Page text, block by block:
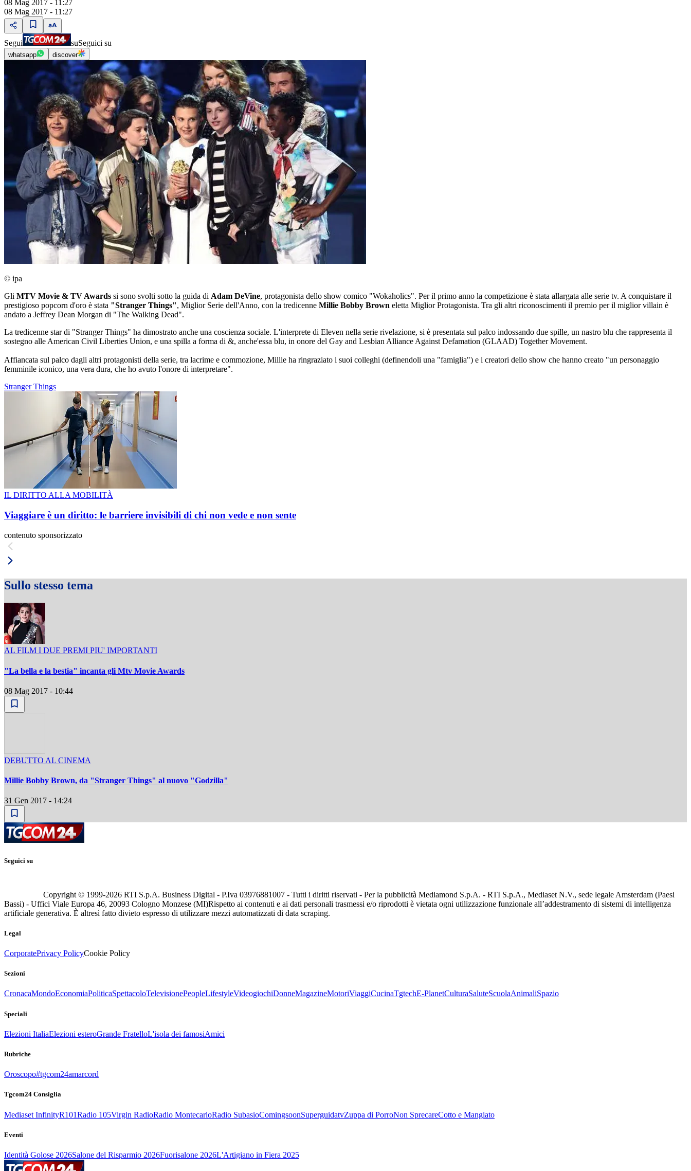
08 Mag 2017 - 11:27
08 Mag 2017 - 11:27
Segui suSeguici su
whatsapp discover
© ipa
Gli MTV Movie & TV Awards si sono svolti sotto la guida di Adam DeVine, protagonista dello show comico "Wokaholics". Per il primo anno la competizione è stata allargata alle serie tv. A conquistare il
prestigioso popcorn d'oro è stata "Stranger Things", Miglior Serie dell'Anno, con la tredicenne Millie Bobby Brown eletta Miglior Protagonista. Tra gli altri riconoscimenti il premio per il miglior villain è
andato a Jeffrey Dean Morgan di "The Walking Dead".
La tredicenne star di "Stranger Things" ha dimostrato anche una coscienza sociale. L'interprete di Eleven nella serie rivelazione, si è presentata sul palco indossando due spille, un nastro blu che rappresenta il
sostegno alle American Civil Liberties Union, e una spilla a forma di &, anche'essa blu, in onore del Gay and Lesbian Alliance Against Defamation (GLAAD) Together Movement.
Affiancata sul palco dagli altri protagonisti della serie, tra lacrime e commozione, Millie ha ringraziato i suoi colleghi (definendoli una "famiglia") e i creatori dello show che hanno creato "un personaggio
femminile iconico, una vera dura, che ho avuto l'onore di interpretare".
Stranger Things
IL DIRITTO ALLA MOBILITÀ
Viaggiare è un diritto: le barriere invisibili di chi non vede e non sente
contenuto sponsorizzato
Sullo stesso tema
AL FILM I DUE PREMI PIU' IMPORTANTI
"La bella e la bestia" incanta gli Mtv Movie Awards
08 Mag 2017 - 10:44
DEBUTTO AL CINEMA
Millie Bobby Brown, da "Stranger Things" al nuovo "Godzilla"
31 Gen 2017 - 14:24
Seguici su
Copyright © 1999-2026 RTI S.p.A. Business Digital - P.Iva 03976881007 - Tutti i diritti riservati - Per la pubblicità Mediamond S.p.A. - RTI S.p.A., Mediaset N.V., sede legale Amsterdam (Paesi
Bassi) - Uffici Viale Europa 46, 20093 Cologno Monzese (MI)Rispetto ai contenuti e ai dati personali trasmessi e/o riprodotti è vietata ogni utilizzazione funzionale all’addestramento di sistemi di intelligenza
artificiale generativa. È altresì fatto divieto espresso di utilizzare mezzi automatizzati di data scraping.
Legal
CorporatePrivacy PolicyCookie Policy
Sezioni
CronacaMondoEconomiaPoliticaSpettacoloTelevisionePeopleLifestyleVideogiochiDonneMagazineMotoriViaggiCucinaTgtechE-PlanetCulturaSaluteScuolaAnimaliSpazio
Speciali
Elezioni ItaliaElezioni esteroGrande FratelloL'isola dei famosiAmici
Rubriche
Oroscopo#tgcom24amarcord
Tgcom24 Consiglia
Mediaset InfinityR101Radio 105Virgin RadioRadio MontecarloRadio SubasioComingsoonSuperguidatvZuppa di PorroNon SprecareCotto e Mangiato
Eventi
Identità Golose 2026Salone del Risparmio 2026Fuorisalone 2026L'Artigiano in Fiera 2025